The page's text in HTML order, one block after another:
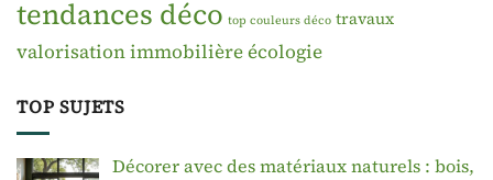
tendances déco top couleurs déco travaux
valorisation immobilièreécologie
TOP SUJETS
Décorer avec des matériaux naturels : bois,